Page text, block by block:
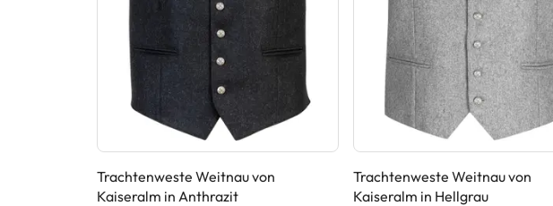
Trachtenweste Weitnau von
Kaiseralm in Anthrazit
Trachtenweste Weitnau von
Kaiseralm in Hellgrau